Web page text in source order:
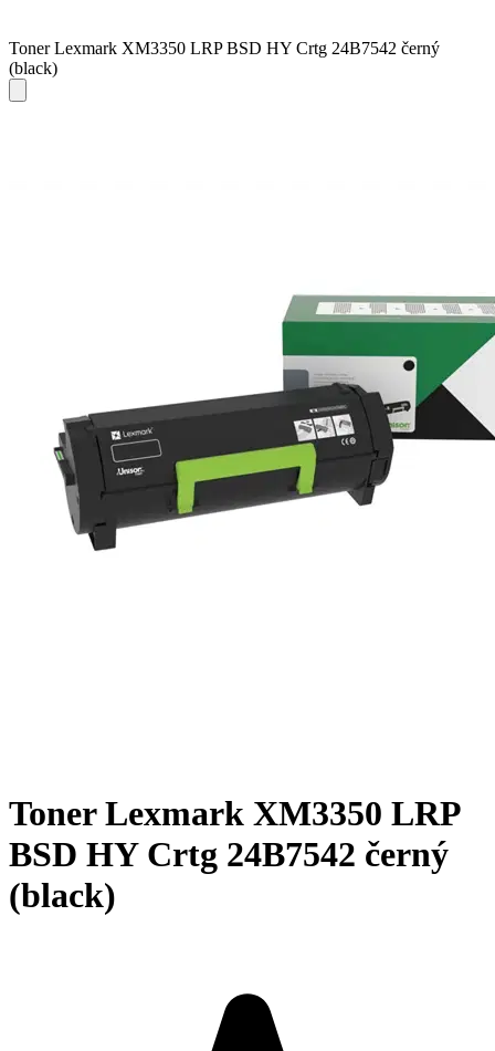
Toner Lexmark XM3350 LRP BSD HY Crtg 24B7542 černý
(black)
Toner Lexmark XM3350 LRP
BSD HY Crtg 24B7542 černý
(black)